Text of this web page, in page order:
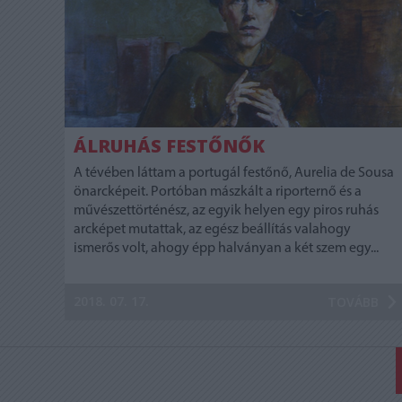
ÁLRUHÁS FESTŐNŐK
A tévében láttam a portugál festőnő, Aurelia de Sousa
önarcképeit. Portóban mászkált a riporternő és a
művészettörténész, az egyik helyen egy piros ruhás
arcképet mutattak, az egész beállítás valahogy
ismerős volt, ahogy épp halványan a két szem egy...